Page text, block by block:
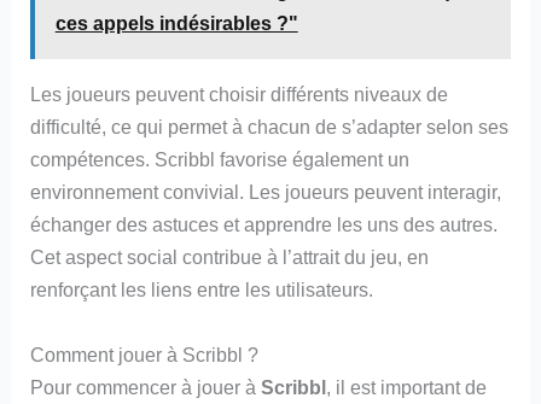
ces appels indésirables ?"
Les joueurs peuvent choisir différents niveaux de
difficulté, ce qui permet à chacun de s’adapter selon ses
compétences. Scribbl favorise également un
environnement convivial. Les joueurs peuvent interagir,
échanger des astuces et apprendre les uns des autres.
Cet aspect social contribue à l’attrait du jeu, en
renforçant les liens entre les utilisateurs.
Comment jouer à Scribbl ?
Pour commencer à jouer àScribbl, il est important de